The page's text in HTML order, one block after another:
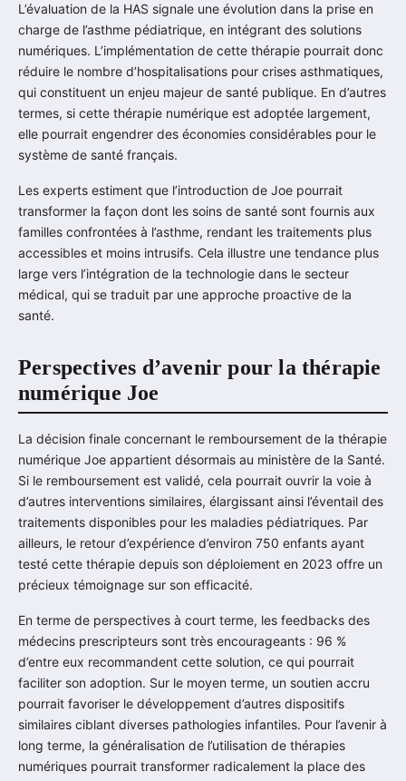
L’évaluation de la HAS signale une évolution dans la prise en
charge de l’asthme pédiatrique, en intégrant des solutions
numériques. L’implémentation de cette thérapie pourrait donc
réduire le nombre d’hospitalisations pour crises asthmatiques,
qui constituent un enjeu majeur de santé publique. En d’autres
termes, si cette thérapie numérique est adoptée largement,
elle pourrait engendrer des économies considérables pour le
système de santé français.
Les experts estiment que l’introduction de Joe pourrait
transformer la façon dont les soins de santé sont fournis aux
familles confrontées à l’asthme, rendant les traitements plus
accessibles et moins intrusifs. Cela illustre une tendance plus
large vers l’intégration de la technologie dans le secteur
médical, qui se traduit par une approche proactive de la
santé.
Perspectives d’avenir pour la thérapie
numérique Joe
La décision finale concernant le remboursement de la thérapie
numérique Joe appartient désormais au ministère de la Santé.
Si le remboursement est validé, cela pourrait ouvrir la voie à
d’autres interventions similaires, élargissant ainsi l’éventail des
traitements disponibles pour les maladies pédiatriques. Par
ailleurs, le retour d’expérience d’environ 750 enfants ayant
testé cette thérapie depuis son déploiement en 2023 offre un
précieux témoignage sur son efficacité.
En terme de perspectives à court terme, les feedbacks des
médecins prescripteurs sont très encourageants : 96 %
d’entre eux recommandent cette solution, ce qui pourrait
faciliter son adoption. Sur le moyen terme, un soutien accru
pourrait favoriser le développement d’autres dispositifs
similaires ciblant diverses pathologies infantiles. Pour l’avenir à
long terme, la généralisation de l’utilisation de thérapies
numériques pourrait transformer radicalement la place des